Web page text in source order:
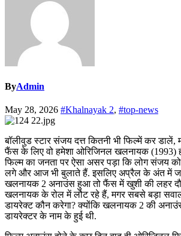
ByAdmin
May 28, 2026 #Khalnayak 2, #top-news
बॉलीवुड स्टार संजय दत्त कितनी भी फिल्में कर डालें,
फैंस के लिए वो हमेशा ओरिजिनल खलनायक (1993)
फिल्म का जनता पर ऐसा असर पड़ा कि लोग संजय
लगे और आज भी बुलाते हैं. इसलिए अप्रैल के अंत में
खलनायक 2 अनाउंस हुआ तो फैंस में खुशी की लहर
खलनायक के रोल में लौट रहे हैं, मगर सबसे बड़ा
डायरेक्ट कौन करेगा? क्योंकि खलनायक 2 की
डायरेक्टर के नाम के हुई थी.